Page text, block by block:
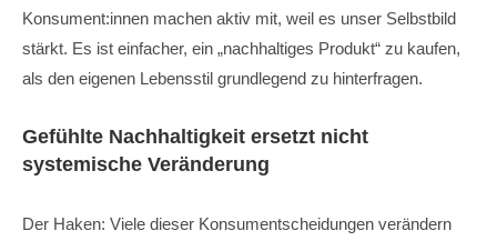
Konsument:innen machen aktiv mit, weil es unser Selbstbild
stärkt. Es ist einfacher, ein „nachhaltiges Produkt“ zu kaufen,
als den eigenen Lebensstil grundlegend zu hinterfragen.
Gefühlte Nachhaltigkeit ersetzt nicht
systemische Veränderung
Der Haken: Viele dieser Konsumentscheidungen verändern